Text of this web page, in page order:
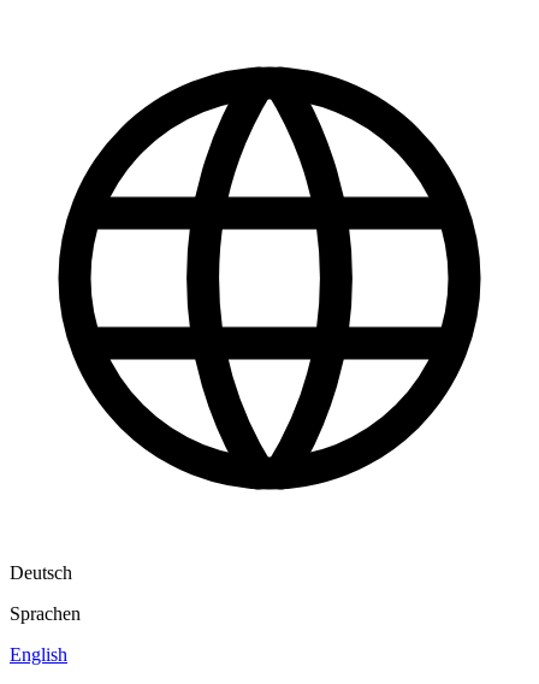
Deutsch
Sprachen
English